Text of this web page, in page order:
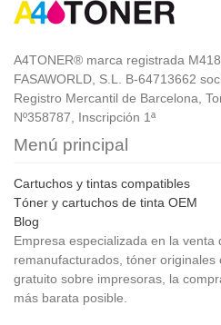
A4TONER® marca registrada
FASAWORLD, S.L. B-64713662
Registro Mercantil de Barcelona,
Nº358787, Inscripción 1ª
Menú principal
Cartuchos y tintas compatibles
Tóner y cartuchos de tinta OEM
Blog
Empresa especializada en la
remanufacturados, tóner originales
gratuito sobre impresoras, la
más barata posible.